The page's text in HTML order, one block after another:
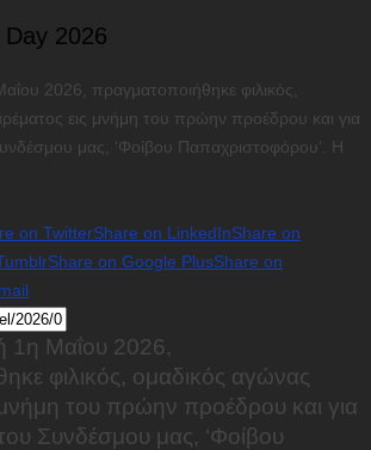
2026
2026, πραγματοποιήθηκε φιλικός,
εις μνήμη του πρώην προέδρου και για
μας, ‘Φοίβου Παπαχριστοφόρου’. Η
on TwitterShare on LinkedInShare on
Share on Google PlusShare on
1η Μαΐου 2026,
φιλικός, ομαδικός αγώνας
του πρώην προέδρου και για
Συνδέσμου μας, ‘Φοίβου